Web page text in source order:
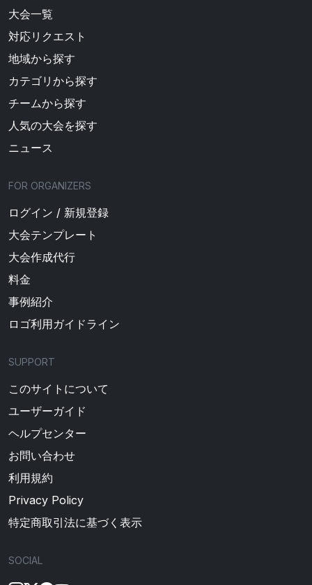
大会一覧
対応リクエスト
地域から探す
カテゴリから探す
チームから探す
人気の大会を探す
ニュース
FOR ORGANIZERS
ログイン / 新規登録
大会テンプレート
大会作成代行
料金
事例紹介
ロゴ利用ガイドライン
SUPPORT
このサイトについて
ユーザーガイド
ヘルプセンター
お問い合わせ
利用規約
Privacy Policy
特定商取引法に基づく表示
SOCIAL